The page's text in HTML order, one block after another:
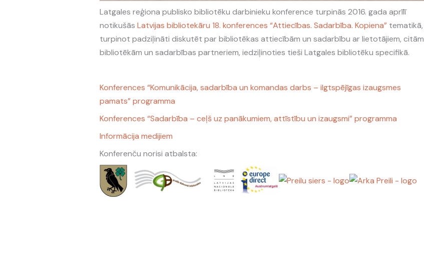
Latgales reģiona publisko bibliotēku darbinieku konference turpinās 2016. gada aprīlī
notikušās Latvijas bibliotekāru 18. konferences “Attiecības. Sadarbība. Kopiena”tematikā,
turpinot padziļināti diskutēt par bibliotēkas attiecībām un sadarbību ar lietotājiem, citām
bibliotēkām un sadarbības partneriem, iedziļinoties tieši Latgales bibliotēku specifikā.
Konferences “Komunikācija, sadarbība un komandas darbs – ilgtspējīgas izaugsmes
pamats” programma
Konferences “Sadarbība – ceļš uz panākumiem, attīstību un izaugsmi” programma
Informācija medijiem
Konferenču norisi atbalsta: